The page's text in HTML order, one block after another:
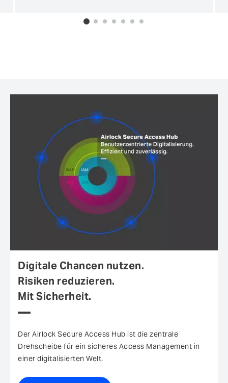
0 1 2 3 4 5 6
Digitale Chancen nutzen.
Risiken reduzieren.
Mit Sicherheit.
Der Airlock Secure Access Hub ist die zentrale
Drehscheibe für ein sicheres Access Management in
einer digitalisierten Welt.